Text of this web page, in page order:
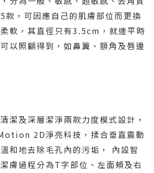
款，可因應自己的肌膚部位而更換
軟，其直徑只有3.5cm，就連平時
以照顧得到，如鼻翼、額角及唇邊
潔及深層潔淨兩款力度模式設計，
2D淨亮科技，揉合垂直震動
和地去除毛孔內的污垢， 內設智
膚過程分為T字部位、左面頰及右